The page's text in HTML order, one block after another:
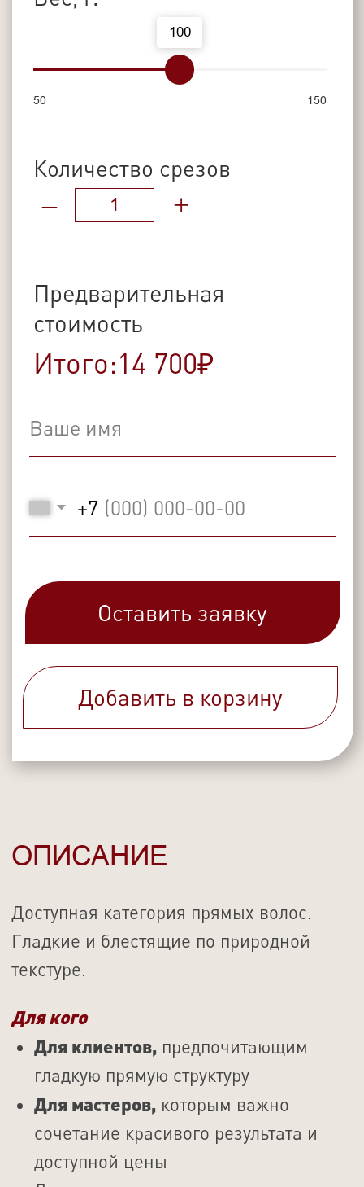
Доступная категория прямых волос.
Гладкие и блестящие по природной
текстуре.
Для кого
Для мастеров,которым важно
сочетание красивого результата и
доступной цены
Для создания аккуратного и
Особенности, достойные восхищения
Волосы имеют зеркальный блеск.
пористости и пушистости.
при естественной сушке и легко
Это выбор тех, кто хочет идеальный,
глянцевый результат без лишних усилий
данная категория не будет завиваться
даже в жарких странах, если волосы
нарастить на славянскую структуру, то
они будут виться в жарком климате, а
абсолютно прямыми.
Стоимость прямых
Сравнение прямых